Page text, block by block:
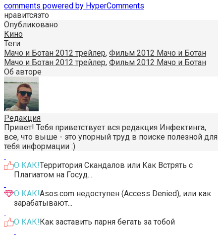
comments powered by HyperComments
нравитсяэто
Опубликовано
Кино
Теги
Мачо и Ботан 2012 трейлер, Фильм 2012 Мачо и Ботан
Мачо и Ботан 2012 трейлер, Фильм 2012 Мачо и Ботан
Об авторе
Редакция
Привет! Тебя приветствует вся редакция Инфектинга,
все, что выше - это упорный труд в поиске полезной для
тебя информации :)
О КАК!Территория Скандалов или Как Встрять с
Плагиатом на Госуд...
О КАК!Asos.com недоступен (Access Denied), или как
зарабатывают...
О КАК!Как заставить парня бегать за тобой